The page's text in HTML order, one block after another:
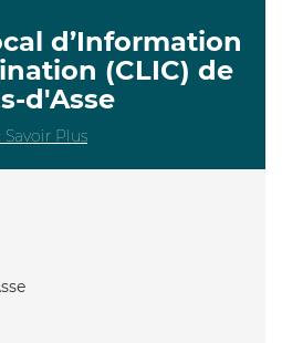
d’Information
(CLIC) de
d'Asse
Savoir Plus